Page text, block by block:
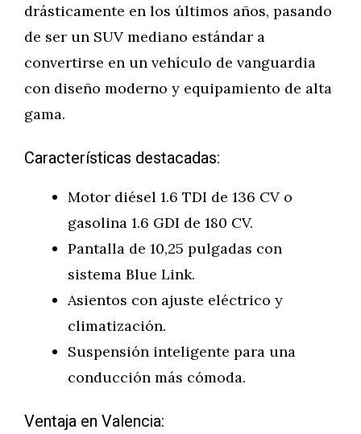
drásticamente en los últimos años, pasando
de ser un SUV mediano estándar a
convertirse en un vehículo de vanguardia
con diseño moderno y equipamiento de alta
gama.
Características destacadas:
Motor diésel 1.6 TDI de 136 CV o
gasolina 1.6 GDI de 180 CV.
Pantalla de 10,25 pulgadas con
sistema Blue Link.
Asientos con ajuste eléctrico y
climatización.
Suspensión inteligente para una
conducción más cómoda.
Ventaja en Valencia: